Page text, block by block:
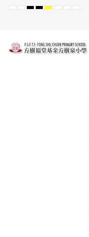
Default
NightHighHighHighSetSetSet